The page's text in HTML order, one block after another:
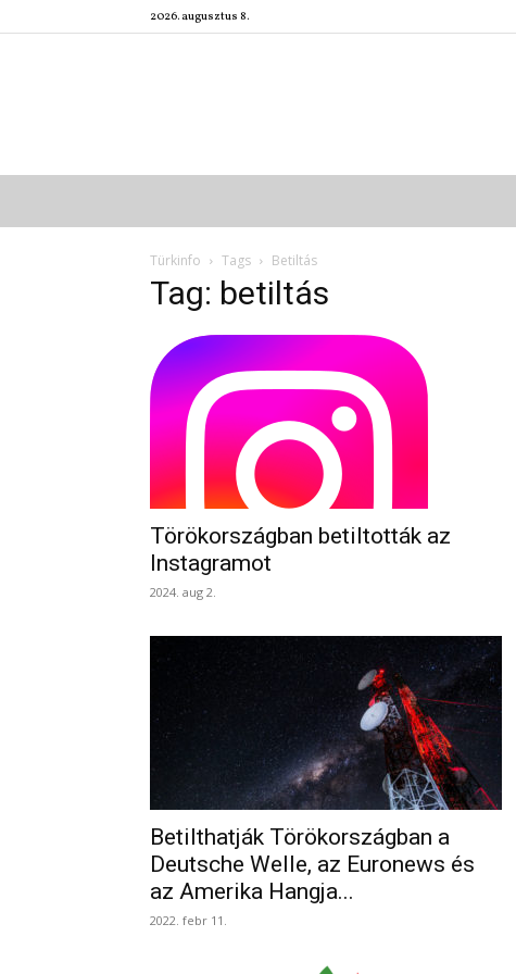
2026. augusztus 8.
Türkinfo Tags Betiltás
Tag: betiltás
Törökországban betiltották az
Instagramot
2024. aug 2.
Betilthatják Törökországban a
Deutsche Welle, az Euronews és
az Amerika Hangja...
2022. febr 11.